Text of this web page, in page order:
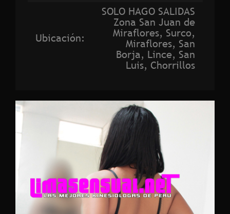
Ubicación:
SOLO HAGO SALIDAS
Zona San Juan de
Miraflores, Surco,
Miraflores, San
Borja, Lince, San
Luis, Chorrillos